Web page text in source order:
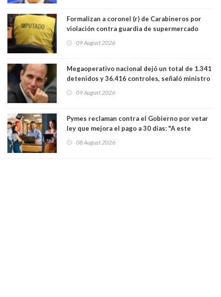
Formalizan a coronel (r) de Carabineros por
violación contra guardia de supermercado
09 August 2026
Megaoperativo nacional dejó un total de 1.341
detenidos y 36.416 controles, señaló ministro
09 August 2026
Pymes reclaman contra el Gobierno por vetar
ley que mejora el pago a 30 días: "A este
medianas empresas"
08 August 2026